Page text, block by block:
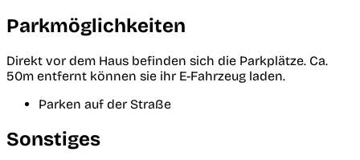
Parkmöglichkeiten
Direkt vor dem Haus befinden sich die Parkplätze. Ca.
50m entfernt können sie ihr E-Fahrzeug laden.
Parken auf der Straße
Sonstiges